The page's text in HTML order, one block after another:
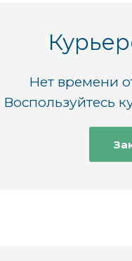
Нет времени
Воспользуйтесь